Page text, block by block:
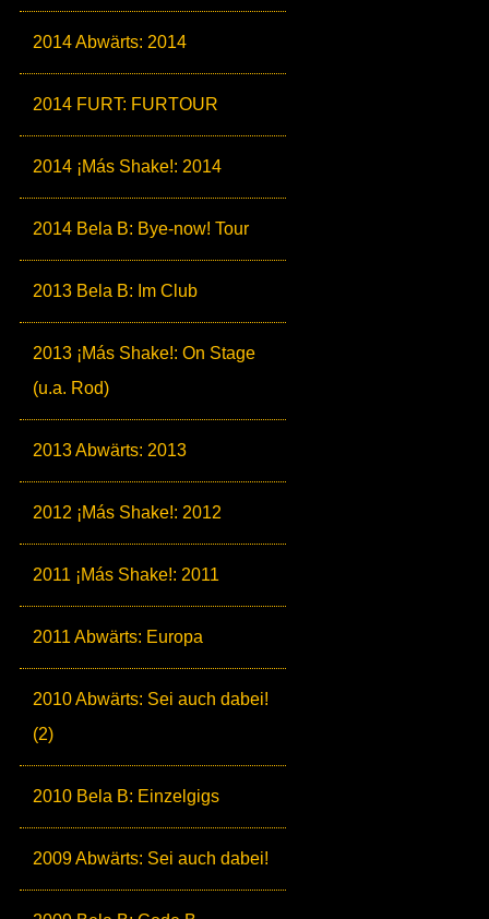
2014 Abwärts: 2014
2014 FURT: FURTOUR
2014 ¡Más Shake!: 2014
2014 Bela B: Bye-now! Tour
2013 Bela B: Im Club
2013 ¡Más Shake!: On Stage
(u.a. Rod)
2013 Abwärts: 2013
2012 ¡Más Shake!: 2012
2011 ¡Más Shake!: 2011
2011 Abwärts: Europa
2010 Abwärts: Sei auch dabei!
(2)
2010 Bela B: Einzelgigs
2009 Abwärts: Sei auch dabei!